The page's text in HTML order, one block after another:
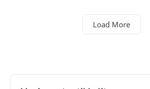
Load More